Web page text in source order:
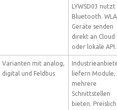
LYWSD03 nutzt
Bluetooth.
Geräte senden
direkt an Cloud
oder lokale API.
Varianten mit analog,
digital und Feldbus
liefern Module,
mehrere
Schnittstellen
bieten. Preislich